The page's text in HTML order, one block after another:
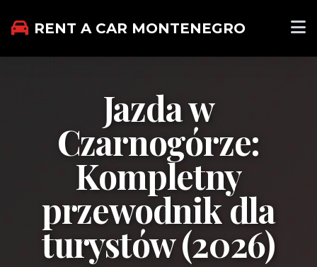
RENT A CAR MONTENEGRO
Jazda w
Czarnogórze:
Kompletny
przewodnik dla
turystów (2026)